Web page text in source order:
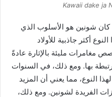
Kawaii dake ja
كان شونين هو الأسلوب الذي
أكثر جاذبية للأولاد
مغامرات مليئة بالإثارة عادةً
بها. ومع ذلك، في السنوات
النوع، مما يعني أن المزيد
الفريدة لشونين. ومع ذلك،